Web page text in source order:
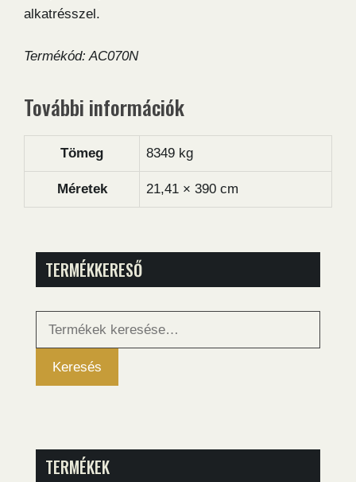
alkatrésszel.
Termékód: AC070N
További információk
Tömeg 8349 kg
Méretek 21,41 × 390 cm
TERMÉKKERESŐ
Keresés
Keresés
TERMÉKEK